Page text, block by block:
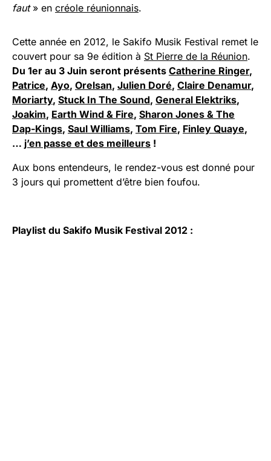
faut» en créole réunionnais.
Cette année en 2012, le Sakifo Musik Festival remet le
couvert pour sa 9e édition à St Pierre de la Réunion.
Du 1er au 3 Juin seront présents Catherine Ringer,
Patrice, Ayo, Orelsan, Julien Doré, Claire Denamur,
Moriarty, Stuck In The Sound, General Elektriks,
Joakim, Earth Wind & Fire, Sharon Jones & The
Dap-Kings, Saul Williams, Tom Fire, Finley Quaye,
… j’en passe et des meilleurs !
Aux bons entendeurs, le rendez-vous est donné pour
3 jours qui promettent d’être bien foufou.
Playlist du Sakifo Musik Festival 2012 :